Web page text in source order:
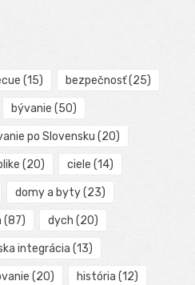
(15) bezpečnosť(25)
bývanie (50)
po Slovensku (20)
(20) ciele (14)
domy a byty(23)
(87) dych (20)
integrácia (13)
(20) história (12)